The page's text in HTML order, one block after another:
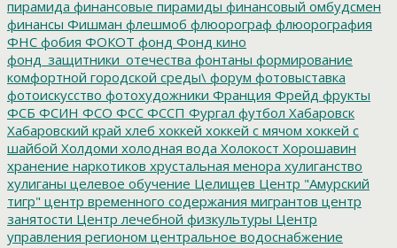
пирамида финансовые пирамиды финансовый омбудсмен
финансы Фишман флешмоб флюорограф флюорография
ФНС фобия ФОКОТ фонд Фонд кино
фонд_защитники_отечества фонтаны формирование
комфортной городской среды\ форум фотовыставка
фотоискусство фотохудожники Франция Фрейд фрукты
ФСБ ФСИН ФСО ФСС ФССП Фургал футбол Хабаровск
Хабаровский край хлеб хоккей хоккей с мячом хоккей с
шайбой Холдоми холодная вода Холокост Хорошавин
хранение наркотиков хрустальная менора хулиганство
хулиганы целевое обучение Целищев Центр "Амурский
тигр" центр временного содержания мигрантов центр
занятости Центр лечебной физкультуры Центр
управления регионом центральное водоснабжение